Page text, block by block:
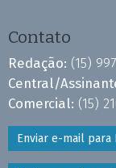
Contato
Redação: (15)
Central/
Comercial: (15)
Enviar e-mail para